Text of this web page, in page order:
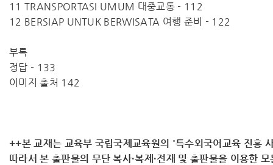
11 TRANSPORTASI UMUM 대중교통 - 112
12 BERSIAP UNTUK BERWISATA 여행 준비 - 122
부록
정답 - 133
이미지 출처 142
++본 교재는 교육부 국립국제교육원의 '특수외국어교육 진흥
따라서 ​본 출판물의 무단 복사·복제·전재 및 출판물을 이용한